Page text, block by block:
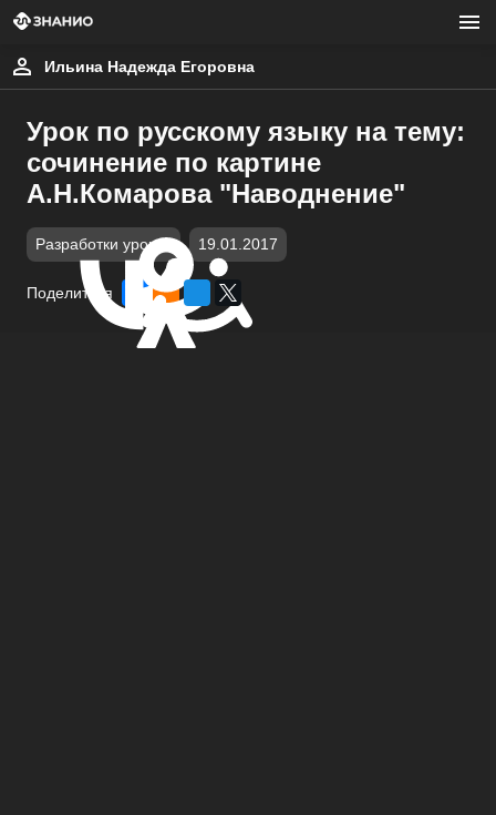
Ильина Надежда Егоровна
Урок по русскому языку на тему:
сочинение по картине
А.Н.Комарова "Наводнение"
Разработки уроков 19.01.2017
Поделиться